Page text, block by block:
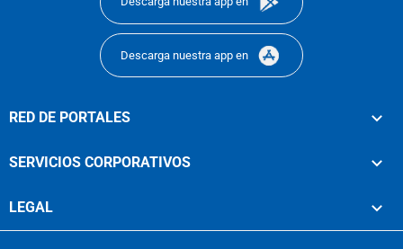
Descarga nuestra app en
RED DE PORTALES
SERVICIOS CORPORATIVOS
LEGAL